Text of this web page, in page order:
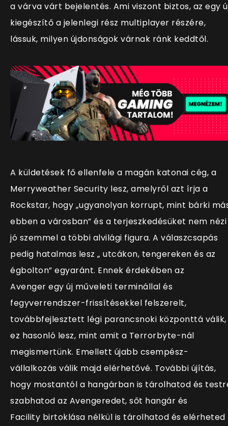
a várva várt bejelentés. Ami viszont biztos, az egy
kiegészítő a jelenlegi rész multiplayer részére,
lássuk, milyen újdonságok várnak ránk keddtől.
A küldetések fő ellenfele a magán katonai cég, a
Merryweather Security lesz, amelyről azt írja a
Rockstar, hogy „ugyanolyan korrupt, mint bárki
ebben a városban” és a terjeszkedésüket nem nézi
jó szemmel a többi alvilági figura. A válaszcsapás
pedig hatalmas lesz „ utcákon, tengereken és az
égbolton” egyaránt. Ennek érdekében az
Avenger egy új műveleti terminállal és
fegyverrendszer-frissítésekkel felszerelt,
továbbfejlesztett légi parancsnoki központtá válik,
ez hasonló lesz, mint amit a Terrorbyte-nál
megismertünk. Emellett újabb csempész-
vállalkozás válik majd elérhetővé. További újítás,
hogy mostantól a hangárban is tárolhatod és
szabhatod az Avengeredet, sőt hangár és
Facility birtoklása nélkül is tárolhatod és elérheted